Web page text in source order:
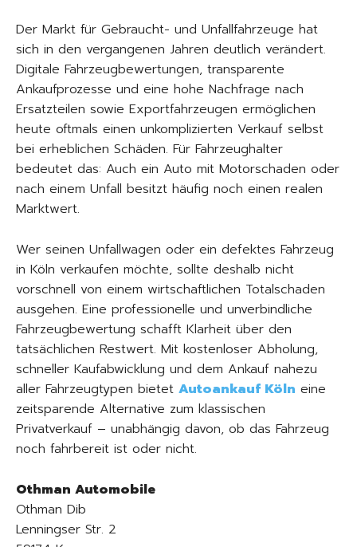
Der Markt für Gebraucht- und Unfallfahrzeuge hat
sich in den vergangenen Jahren deutlich verändert.
Digitale Fahrzeugbewertungen, transparente
Ankaufprozesse und eine hohe Nachfrage nach
Ersatzteilen sowie Exportfahrzeugen ermöglichen
heute oftmals einen unkomplizierten Verkauf selbst
bei erheblichen Schäden. Für Fahrzeughalter
bedeutet das: Auch ein Auto mit Motorschaden oder
nach einem Unfall besitzt häufig noch einen realen
Marktwert.
Wer seinen Unfallwagen oder ein defektes Fahrzeug
in Köln verkaufen möchte, sollte deshalb nicht
vorschnell von einem wirtschaftlichen Totalschaden
ausgehen. Eine professionelle und unverbindliche
Fahrzeugbewertung schafft Klarheit über den
tatsächlichen Restwert. Mit kostenloser Abholung,
schneller Kaufabwicklung und dem Ankauf nahezu
aller Fahrzeugtypen bietet Autoankauf Köln eine
zeitsparende Alternative zum klassischen
Privatverkauf – unabhängig davon, ob das Fahrzeug
noch fahrbereit ist oder nicht.
Othman Automobile
Othman Dib
Lenningser Str. 2